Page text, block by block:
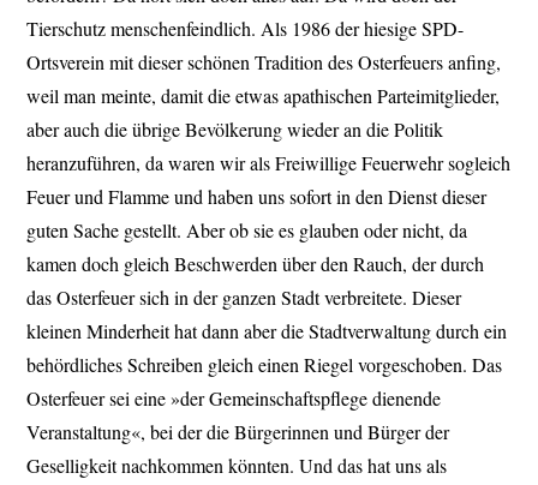
Tierschutz menschenfeindlich. Als 1986 der hiesige SPD-
Ortsverein mit dieser schönen Tradition des Osterfeuers anfing,
weil man meinte, damit die etwas apathischen Parteimitglieder,
aber auch die übrige Bevölkerung wieder an die Politik
heranzuführen, da waren wir als Freiwillige Feuerwehr sogleich
Feuer und Flamme und haben uns sofort in den Dienst dieser
guten Sache gestellt. Aber ob sie es glauben oder nicht, da
kamen doch gleich Beschwerden über den Rauch, der durch
das Osterfeuer sich in der ganzen Stadt verbreitete. Dieser
kleinen Minderheit hat dann aber die Stadtverwaltung durch ein
behördliches Schreiben gleich einen Riegel vorgeschoben. Das
Osterfeuer sei eine »der Gemeinschaftspflege dienende
Veranstaltung«, bei der die Bürgerinnen und Bürger der
Geselligkeit nachkommen könnten. Und das hat uns als